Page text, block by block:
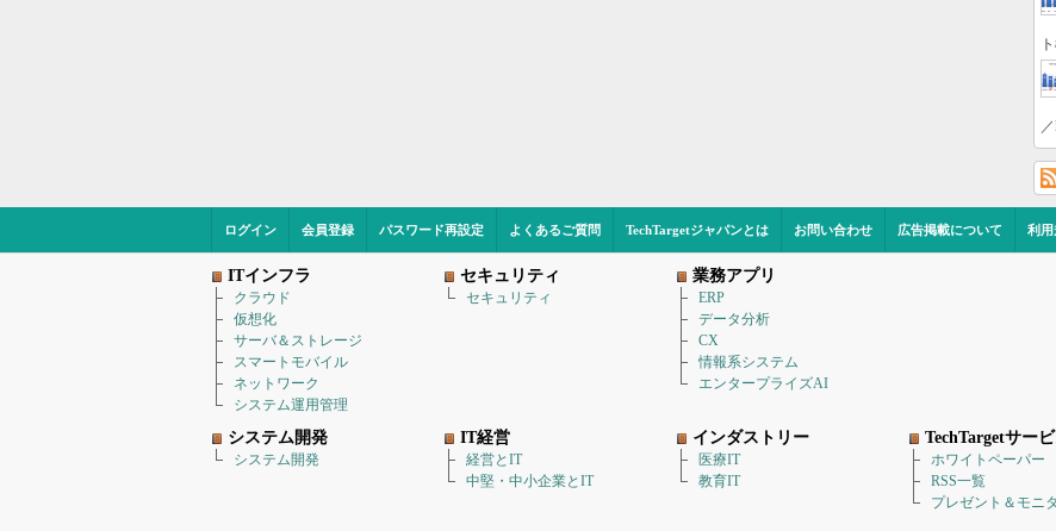
ログイン 会員登録 パスワード再設定 よくあるご質問 TechTargetジャパンとは お問い合わせ 広告掲載について 利用
ITインフラ
クラウド
仮想化
サーバ＆ストレージ
スマートモバイル
ネットワーク
システム運用管理
セキュリティ
セキュリティ
業務アプリ
ERP
データ分析
CX
情報系システム
エンタープライズAI
システム開発
システム開発
IT経営
経営とIT
中堅・中小企業とIT
インダストリー
医療IT
教育IT
TechTargetサー
ホワイトペーパー
RSS一覧
プレゼント＆モニ